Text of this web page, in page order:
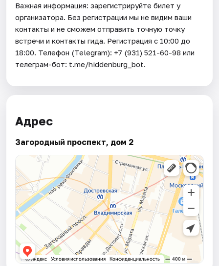
Важная информация: зарегистрируйте билет у
организатора. Без регистрации мы не видим ваши
контакты и не сможем отправить точную точку
встречи и контакты гида. Регистрация с 10:00 до
18:00. Телефон (Telegram): +7 (931) 521-60-98 или
телеграм-бот: t.me/hiddenburg_bot.
Адрес
Загородный проспект, дом 2